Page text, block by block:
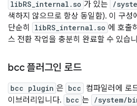
libRS_internal.so 가 있는 /
색하지 않으므로 항상 동일함). 이 구성
단순히
libRS_internal.so 에 호출
스 전환 작업을 충분히 완료할 수 있습
bcc 플러그인 로드
bcc plugin 은 bcc 컴파일러에 로
이브러리입니다. bcc 는 /system/